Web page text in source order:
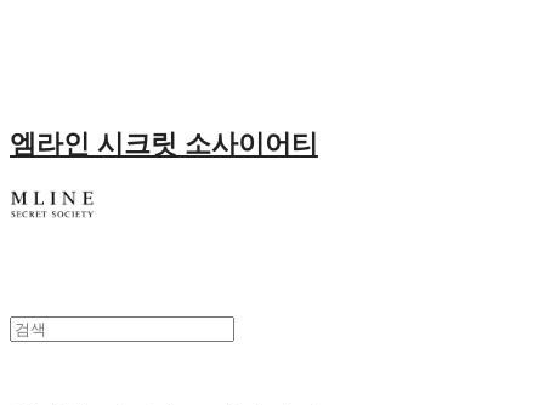
엠라인 시크릿 소사이어티